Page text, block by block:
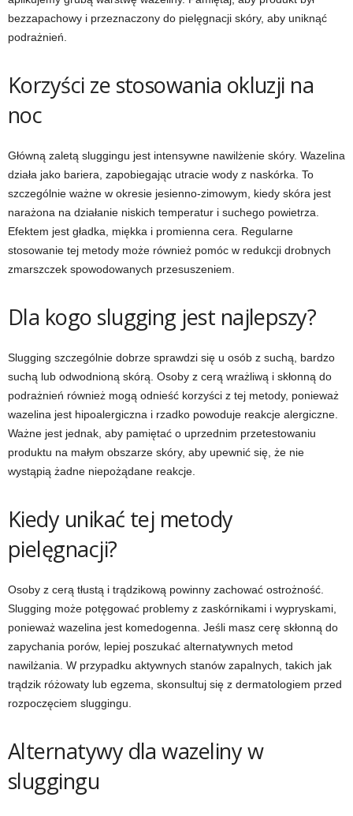
bezzapachowy i przeznaczony do pielęgnacji skóry, aby uniknąć
podrażnień.
Korzyści ze stosowania okluzji na
noc
Główną zaletą sluggingu jest intensywne nawilżenie skóry. Wazelina
działa jako bariera, zapobiegając utracie wody z naskórka. To
szczególnie ważne w okresie jesienno-zimowym, kiedy skóra jest
narażona na działanie niskich temperatur i suchego powietrza.
Efektem jest gładka, miękka i promienna cera. Regularne
stosowanie tej metody może również pomóc w redukcji drobnych
zmarszczek spowodowanych przesuszeniem.
Dla kogo slugging jest najlepszy?
Slugging szczególnie dobrze sprawdzi się u osób z suchą, bardzo
suchą lub odwodnioną skórą. Osoby z cerą wrażliwą i skłonną do
podrażnień również mogą odnieść korzyści z tej metody, ponieważ
wazelina jest hipoalergiczna i rzadko powoduje reakcje alergiczne.
Ważne jest jednak, aby pamiętać o uprzednim przetestowaniu
produktu na małym obszarze skóry, aby upewnić się, że nie
wystąpią żadne niepożądane reakcje.
Kiedy unikać tej metody
pielęgnacji?
Osoby z cerą tłustą i trądzikową powinny zachować ostrożność.
Slugging może potęgować problemy z zaskórnikami i wypryskami,
ponieważ wazelina jest komedogenna. Jeśli masz cerę skłonną do
zapychania porów, lepiej poszukać alternatywnych metod
nawilżania. W przypadku aktywnych stanów zapalnych, takich jak
trądzik różowaty lub egzema, skonsultuj się z dermatologiem przed
rozpoczęciem sluggingu.
Alternatywy dla wazeliny w
sluggingu